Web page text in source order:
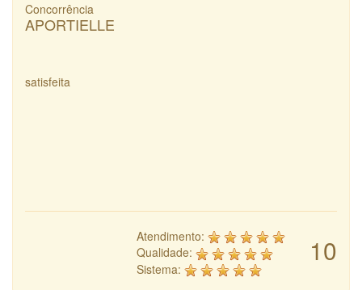
Concorrência
APORTIELLE
satisfeita
10
Atendimento:
Qualidade:
Sistema: